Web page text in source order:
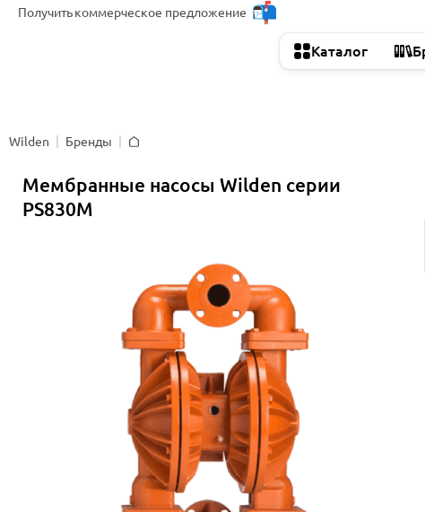
Получитькоммерческое предложение
Каталог
Wilden
Бренды
Мембранные насосы Wilden серии
PS830M